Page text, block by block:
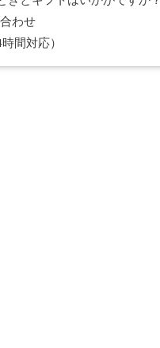
わせ
間対応）